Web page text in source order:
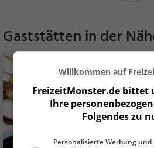
Gaststätten in der
Asia Restaurant
Wien,
Ping Pong
Willkommen auf
FreizeitMonster.de bittet
Ihre
Folgendes zu
Personalisierte Werbung